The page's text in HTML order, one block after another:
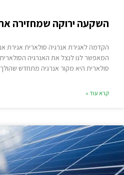
השקעה ירוקה שמחזירה
הקדמה לאגירת אנרגיה סולארית אגירת
המאפשר לנו לנצל את האנרגיה
סולארית היא מקור אנרגיה מתחדש שהולך
קרא עוד »